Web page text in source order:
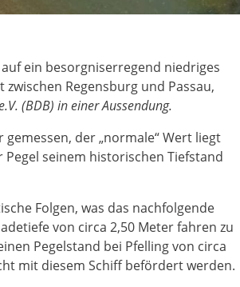
ein besorgniserregend niedriges
Regensburg und Passau,
(BDB) in einer Aussendung.
der „normale“ Wert liegt
seinem historischen Tiefstand
Folgen, was das nachfolgende
von circa 2,50 Meter fahren zu
Pegelstand bei Pfelling von circa
mit diesem Schiff befördert werden.